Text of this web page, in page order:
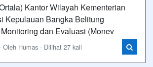
Kantor Wilayah Kementerian
Kepulauan Bangka Belitung
dan Evaluasi (Monev
Humas - Dilihat 27 kali